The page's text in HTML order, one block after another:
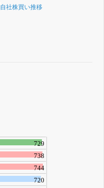
自社株買い推移
729
738
744
720